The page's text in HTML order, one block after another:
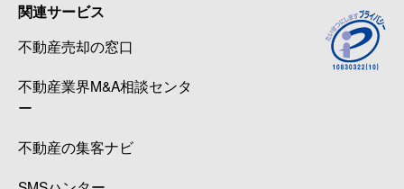
関連サービス
不動産売却の窓口
不動産業界M&A相談センタ
ー
不動産の集客ナビ